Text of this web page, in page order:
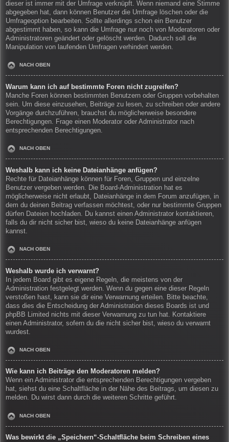
dieser ist immer mit der Umfrage verknüpft. Wenn niemand eine Stimme
abgegeben hat, dann können Benutzer die Umfrage löschen oder die
Umfrageoption bearbeiten. Sollte allerdings schon ein Benutzer
abgestimmt haben, so kann die Umfrage nur noch von Moderatoren oder
Administratoren geändert oder gelöscht werden. Dadurch soll die
Manipulation von laufenden Umfragen verhindert werden.
NACH OBEN
Warum kann ich auf bestimmte Foren nicht zugreifen?
Manche Foren können bestimmten Benutzern oder Gruppen vorbehalten
sein. Um diese einzusehen, Beiträge zu lesen, zu schreiben oder andere
Vorgänge durchzuführen, brauchst du möglicherweise besondere
Berechtigungen. Frage einen Moderator oder Administrator nach
entsprechenden Berechtigungen.
NACH OBEN
Weshalb kann ich keine Dateianhänge anfügen?
Rechte für Dateianhänge können für Foren, Gruppen und einzelne
Benutzer vergeben werden. Die Board-Administration hat es
möglicherweise nicht erlaubt, Dateianhänge in dem Forum anzufügen, in
dem du deinen Beitrag verfassen möchtest, oder nur bestimmte Gruppen
dürfen Dateien hochladen. Du kannst einen Administrator kontaktieren,
falls du dir nicht sicher bist, wieso du keine Dateianhänge anfügen
kannst.
NACH OBEN
Weshalb wurde ich verwarnt?
In jedem Board gibt es eigene Regeln, die meistens von der
Administration festgelegt werden. Wenn du gegen eine dieser Regeln
verstoßen hast, kann sie dir eine Verwarnung erteilen. Bitte beachte,
dass dies die Entscheidung der Administration dieses Boards ist und
phpBB Limited nichts mit dieser Verwarnung zu tun hat. Kontaktiere
einen Administrator, sofern du die nicht sicher bist, wieso du verwarnt
wurdest.
NACH OBEN
Wie kann ich Beiträge den Moderatoren melden?
Wenn ein Administrator die entsprechenden Berechtigungen vergeben
hat, siehst du eine Schaltfläche in der Nähe des Beitrags, um diesen zu
melden. Du wirst dann durch die weiteren Schritte geführt.
NACH OBEN
Was bewirkt die „Speichern“-Schaltfläche beim Schreiben eines